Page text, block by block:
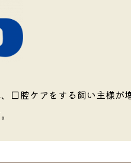
口腔ケアをする飼い主様が